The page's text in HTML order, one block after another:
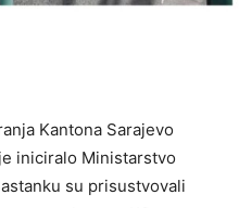
Kantona Sarajevo
iniciralo Ministarstvo
su prisustvovali